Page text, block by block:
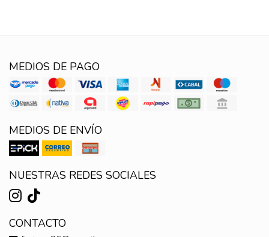
MEDIOS DE PAGO
MEDIOS DE ENVÍO
NUESTRAS REDES SOCIALES
CONTACTO